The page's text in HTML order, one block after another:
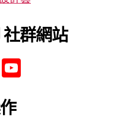
群網站
In
st